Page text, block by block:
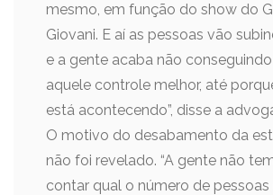
mesmo, em função do show do
Giovani. E aí as pessoas vão
e a gente acaba não
aquele controle melhor, até
está acontecendo”, disse a
O motivo do desabamento da
não foi revelado. “A gente não
contar qual o número de pessoas